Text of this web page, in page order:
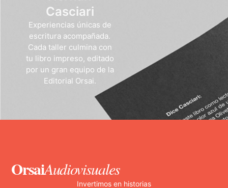
Casciari
Experiencias únicas de
escritura acompañada.
Cada taller culmina con
tu libro impreso, editado
por un gran equipo de la
Editorial Orsai.
OrsaiAudiovisuales
Invertimos en historias